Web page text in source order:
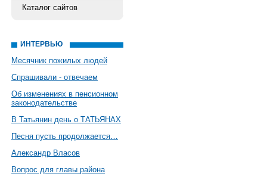
Каталог сайтов
ИНТЕРВЬЮ
Месячник пожилых людей
Спрашивали - отвечаем
Об изменениях в пенсионном
законодательстве
В Татьянин день о ТАТЬЯНАХ
Песня пусть продолжается…
Александр Власов
Вопрос для главы района